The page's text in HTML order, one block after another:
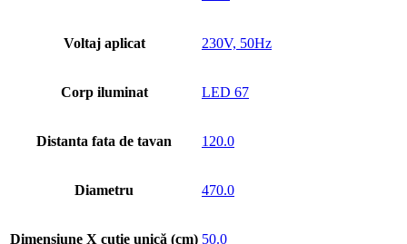
Voltaj aplicat 230V, 50Hz
Corp iluminat LED 67
Distanta fata de tavan 120.0
Diametru 470.0
Dimensiune X cutie unică (cm) 50.0